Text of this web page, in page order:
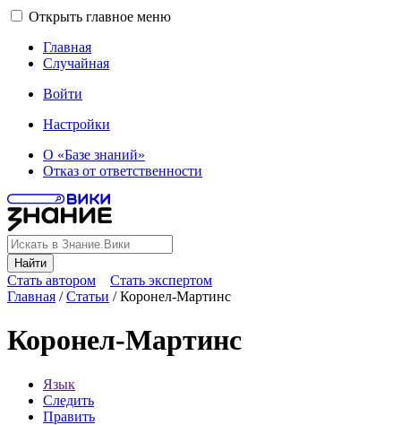
Открыть главное меню
Главная
Случайная
Войти
Настройки
О «Базе знаний»
Отказ от ответственности
Найти
Стать автором Стать экспертом
Главная /Статьи /Коронел-Мартинс
Коронел-Мартинс
Язык
Следить
Править